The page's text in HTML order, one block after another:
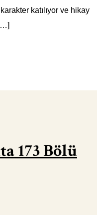
katılıyor ve hikay
173 Bölü